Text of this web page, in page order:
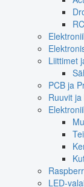
Liittimet
PCB ja
Ruuvit
LED-